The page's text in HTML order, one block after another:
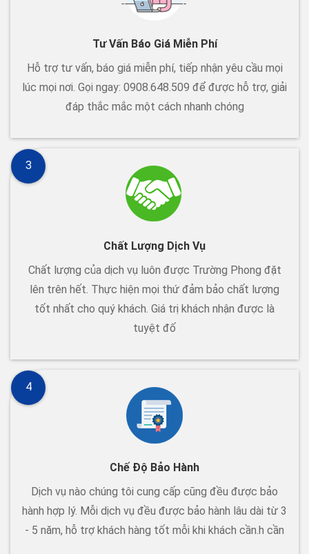
Tư Vấn Báo Giá Miễn Phí
Hỗ trợ tư vấn, báo giá miễn phí, tiếp nhận yêu cầu mọi
lúc mọi nơi. Gọi ngay: 0908.648.509 để được hỗ trợ, giải
đáp thắc mắc một cách nhanh chóng
Chất Lượng Dịch Vụ
Chất lượng của dịch vụ luôn được Trường Phong đặt
lên trên hết. Thực hiện mọi thứ đảm bảo chất lượng
tốt nhất cho quý khách. Giá trị khách nhận được là
tuyệt đố
3
Chế Độ Bảo Hành
Dịch vụ nào chúng tôi cung cấp cũng đều được bảo
hành hợp lý. Mỗi dịch vụ đều được bảo hành lâu dài từ 3
- 5 năm, hỗ trợ khách hàng tốt mỗi khi khách cần.h cần
4